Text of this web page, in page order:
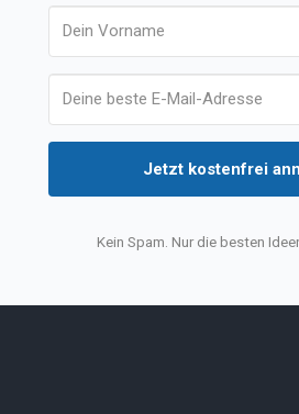
Jetzt kostenfrei
Kein Spam. Nur die besten